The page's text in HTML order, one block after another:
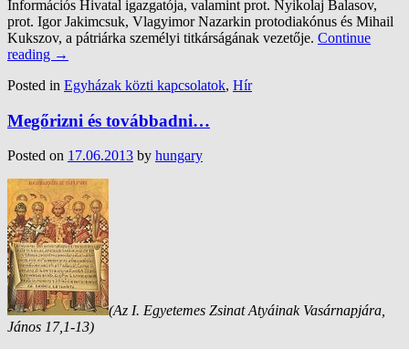
Információs Hivatal igazgatója, valamint prot. Nyikolaj Balasov,
prot. Igor Jakimcsuk, Vlagyimor Nazarkin protodiakónus és Mihail
Kukszov, a pátriárka személyi titkárságának vezetője. Continue
reading →
Posted in Egyházak közti kapcsolatok, Hír
Megőrizni és továbbadni…
Posted on 17.06.2013 by hungary
(Az I. Egyetemes Zsinat Atyáinak Vasárnapjára,
János 17,1-13)